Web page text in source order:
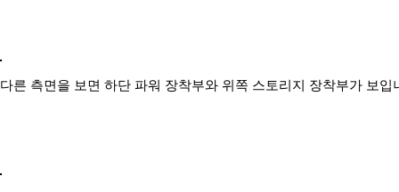
다른 측면을 보면 하단 파워 장착부와 위쪽 스토리지 장착부가 보입